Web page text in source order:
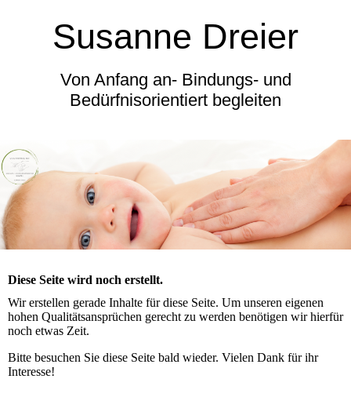
Susanne Dreier
Von Anfang an- Bindungs- und
Bedürfnisorientiert begleiten
Diese Seite wird noch erstellt.
Wir erstellen gerade Inhalte für diese Seite. Um unseren eigenen
hohen Qualitätsansprüchen gerecht zu werden benötigen wir hierfür
noch etwas Zeit.
Bitte besuchen Sie diese Seite bald wieder. Vielen Dank für ihr
Interesse!